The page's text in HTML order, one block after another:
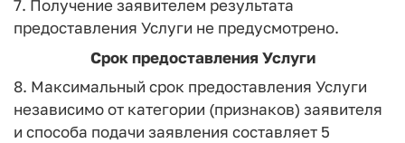
7. Получение заявителем результата
предоставления Услуги не предусмотрено.
Срок предоставления Услуги
8. Максимальный срок предоставления Услуги
независимо от категории (признаков) заявителя
и способа подачи заявления составляет 5